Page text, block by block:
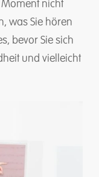
Moment nicht
was Sie hören
bevor Sie sich
und vielleicht